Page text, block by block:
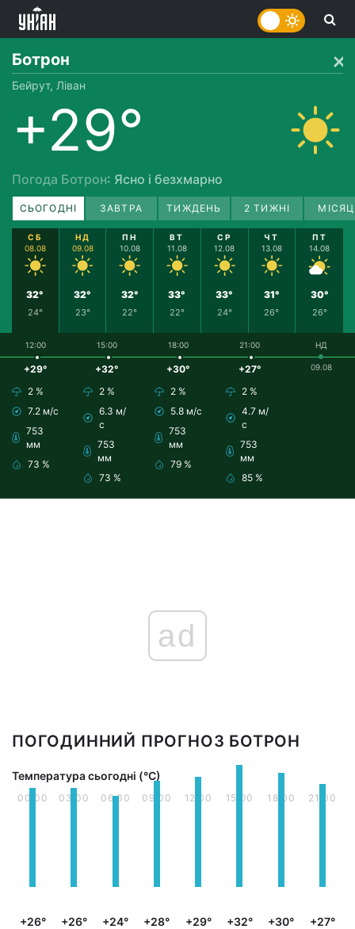
Ботрон
Бейрут, Ліван
+29°
Погода Ботрон: Ясно і безхмарно
СЬОГОДНІ ЗАВТРА ТИЖДЕНЬ 2 ТИЖНІ
СБ
08.08
32°
24°
НД
09.08
32°
23°
ПН
10.08
32°
22°
ВТ
11.08
33°
22°
СР
12.08
33°
24°
ЧТ
13.08
31°
26°
ПТ
14.08
30°
26°
12:00
+29°
2 %
7.2 м/с
753
мм
73 %
15:00
+32°
2 %
6.3 м/
с
753
мм
73 %
18:00
+30°
2 %
5.8 м/с
753
мм
79 %
21:00
+27°
2 %
4.7 м/
с
753
мм
85 %
НД
09.08
ad
ПОГОДИННИЙ ПРОГНОЗ БОТРОН
Температура сьогодні (°С)
00:00
+26°
03:00
+26°
06:00
+24°
09:00
+28°
12:00
+29°
15:00
+32°
18:00
+30°
21:00
+27°